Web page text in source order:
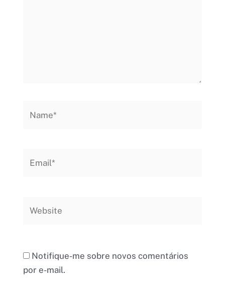
Notifique-me sobre novos comentários
por e-mail.